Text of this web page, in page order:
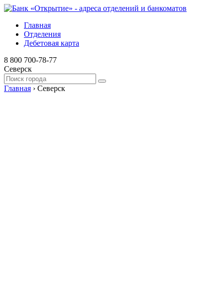
Главная
Отделения
Дебетовая карта
8 800 700-78-77
Северск
Главная › Северск